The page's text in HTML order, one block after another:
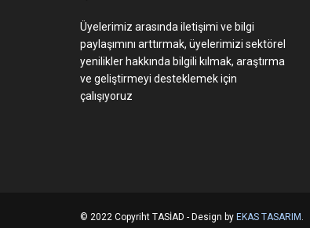
Üyelerimiz arasında iletişimi ve bilgi
paylaşımını arttırmak, üyelerimizi sektörel
yenilikler hakkında bilgili kılmak, araştırma
ve geliştirmeyi desteklemek için
çalışıyoruz
© 2022 Copyriht TASİAD - Design by EKAS TASARIM .